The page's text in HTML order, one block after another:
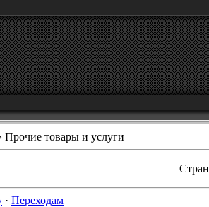
Прочие товары и услуги
· Переходам